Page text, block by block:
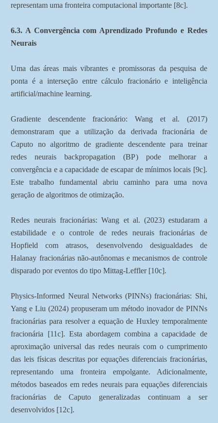
representam uma fronteira computacional importante [8c].
6.3. A Convergência com Aprendizado Profundo e Redes
Neurais
Uma das áreas mais vibrantes e promissoras da pesquisa de
ponta é a interseção entre cálculo fracionário e inteligência
artificial/machine learning.
Gradiente descendente fracionário: Wang et al. (2017)
demonstraram que a utilização da derivada fracionária de
Caputo no algoritmo de gradiente descendente para treinar
redes neurais backpropagation (BP) pode melhorar a
convergência e a capacidade de escapar de mínimos locais [9c].
Este trabalho fundamental abriu caminho para uma nova
geração de algoritmos de otimização.
Redes neurais fracionárias: Wang et al. (2023) estudaram a
estabilidade e o controle de redes neurais fracionárias de
Hopfield com atrasos, desenvolvendo desigualdades de
Halanay fracionárias não-autônomas e mecanismos de controle
disparado por eventos do tipo Mittag-Leffler [10c].
Physics-Informed Neural Networks (PINNs) fracionárias: Shi,
Yang e Liu (2024) propuseram um método inovador de PINNs
fracionárias para resolver a equação de Huxley temporalmente
fracionária [11c]. Esta abordagem combina a capacidade de
aproximação universal das redes neurais com o cumprimento
das leis físicas descritas por equações diferenciais fracionárias,
representando uma fronteira empolgante. Adicionalmente,
métodos baseados em redes neurais para equações diferenciais
fracionárias de Caputo generalizadas continuam a ser
desenvolvidos [12c].